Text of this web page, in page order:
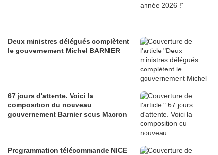
Deux ministres délégués complètent
le gouvernement Michel BARNIER
67 jours d'attente. Voici la
composition du nouveau
gouvernement Barnier sous Macron
Programmation télécommande NICE